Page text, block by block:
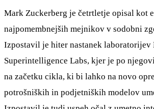
Mark Zuckerberg je četrtletje opisal kot
najpomembnejših mejnikov v sodobni
Izpostavil je hiter nastanek laboratorijev
Superintelligence Labs, kjer je po
na začetku cikla, ki bi lahko na novo
potrošniških in podjetniških modelov